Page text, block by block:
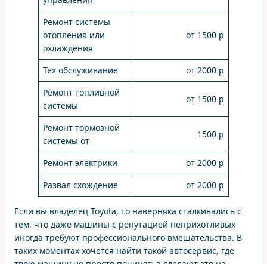
Ремонт системы
отопления или
охлаждения
от 1500 р
Тех обслуживание
от 2000 р
Ремонт топливной
системы
от 1500 р
Ремонт тормозной
системы от
1500 р
Ремонт электрики
от 2000 р
Развал схождение
от 2000 р
Если вы владелец Toyota, то наверняка сталкивались с
тем, что даже машины с репутацией неприхотливых
иногда требуют профессионального вмешательства. В
таких моментах хочется найти такой автосервис, где